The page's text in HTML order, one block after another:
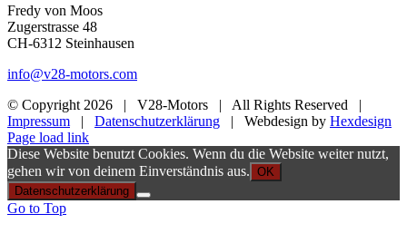
Fredy von Moos
Zugerstrasse 48
CH-6312 Steinhausen
info@v28-motors.com
© Copyright 2026 | V28-Motors | All Rights Reserved |
Impressum | Datenschutzerklärung | Webdesign by Hexdesign
Page load link
Diese Website benutzt Cookies. Wenn du die Website weiter nutzt,
gehen wir von deinem Einverständnis aus. OK
Datenschutzerklärung
Go to Top